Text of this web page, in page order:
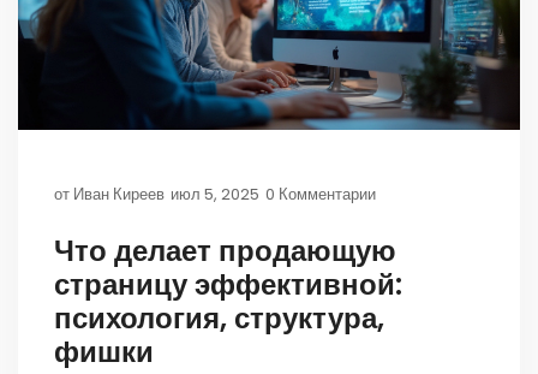
от Иван Киреев июл 5, 2025 0 Комментарии
Что делает продающую
страницу эффективной:
психология, структура,
фишки